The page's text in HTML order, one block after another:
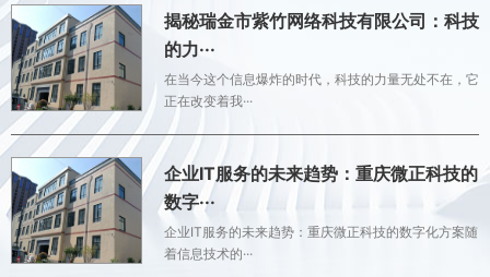
揭秘瑞金市紫竹网络科技有限公司：科技
的力···
在当今这个信息爆炸的时代，科技的力量无处不在，它
正在改变着我···
企业IT服务的未来趋势：重庆微正科技的
数字···
企业IT服务的未来趋势：重庆微正科技的数字化方案随
着信息技术的···